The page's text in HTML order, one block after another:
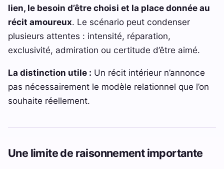
lien, le besoin d’être choisi et la place donnée au
récit amoureux. Le scénario peut condenser
plusieurs attentes : intensité, réparation,
exclusivité, admiration ou certitude d’être aimé.
La distinction utile : Un récit intérieur n’annonce
pas nécessairement le modèle relationnel que l’on
souhaite réellement.
Une limite de raisonnement importante